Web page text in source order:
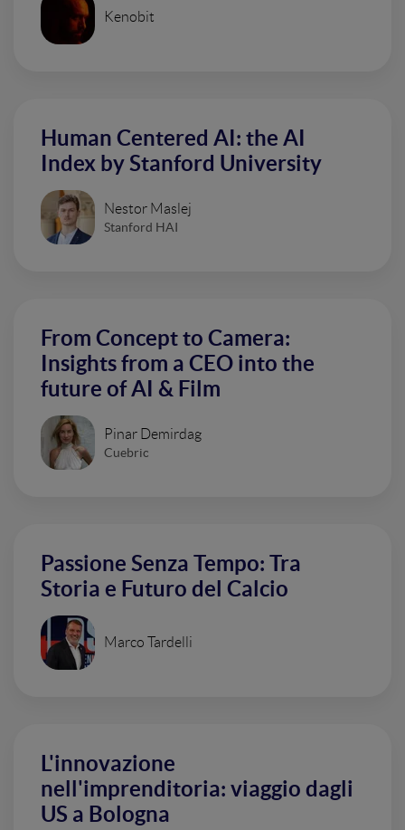
Kenobit
Human Centered AI: the AI
Index by Stanford University
Nestor Maslej
Stanford HAI
From Concept to Camera:
Insights from a CEO into the
future of AI & Film
Pinar Demirdag
Cuebric
Passione Senza Tempo: Tra
Storia e Futuro del Calcio
Marco Tardelli
L'innovazione
nell'imprenditoria: viaggio dagli
US a Bologna